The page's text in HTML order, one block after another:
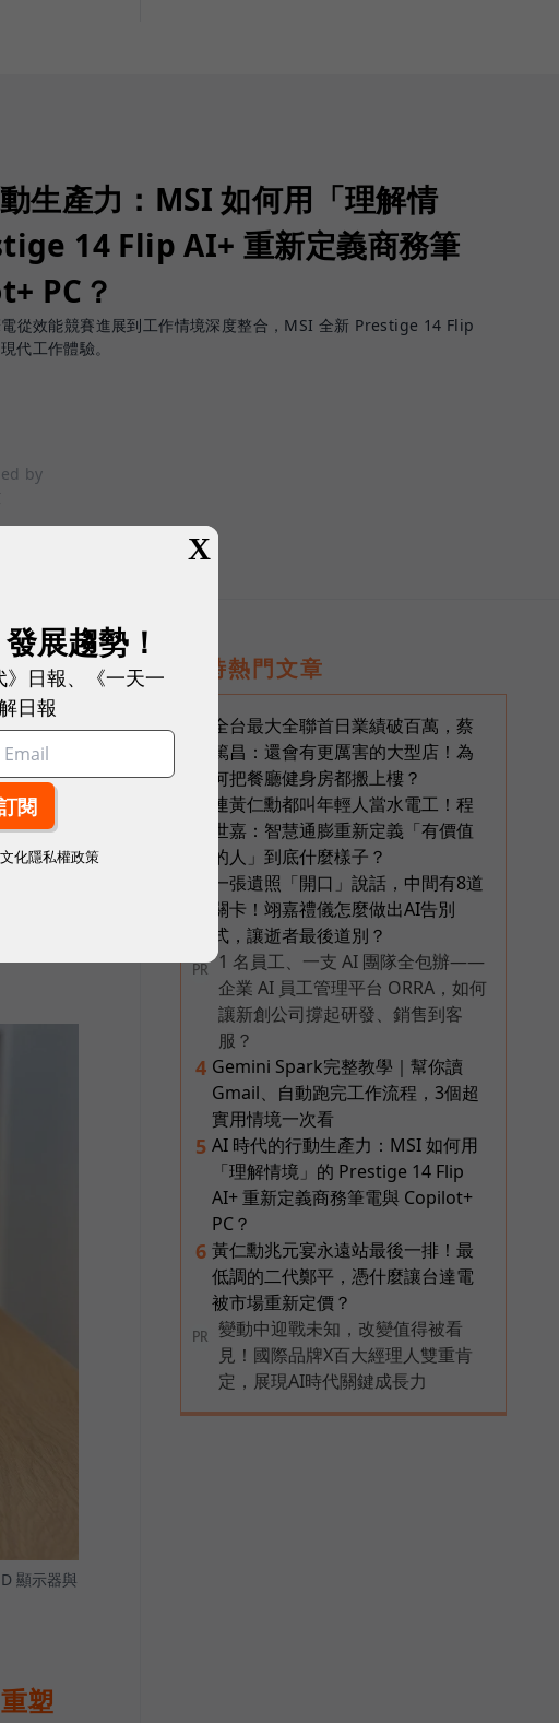
生產力：MSI 如何用「理解情
14 Flip AI+ 重新定義商務筆
PC？
從效能競賽進展到工作情境深度整合，MSI 全新 Prestige 14 Flip
代工作體驗。
by
內容
上生
AI
14
架
AI
顯示器與
塑
即時熱門文章
全台最大全聯首日業績破百萬，蔡
篤昌：還會有更厲害的大型店！為
何把餐廳健身房都搬上樓？
連黃仁勳都叫年輕人當水電工！程
世嘉：智慧通膨重新定義「有價值
的人」到底什麼樣子？
一張遺照「開口」說話，中間有8道
關卡！翊嘉禮儀怎麼做出AI告別
式，讓逝者最後道別？
PR
1 名員工、一支 AI 團隊全包辦——
企業 AI 員工管理平台 ORRA，如何
讓新創公司撐起研發、銷售到客
服？
4 Gemini Spark完整教學｜幫你讀
Gmail、自動跑完工作流程，3個超
實用情境一次看
5 AI 時代的行動生產力：MSI 如何用
「理解情境」的 Prestige 14 Flip
AI+ 重新定義商務筆電與 Copilot+
PC？
6 黃仁勳兆元宴永遠站最後一排！最
低調的二代鄭平，憑什麼讓台達電
被市場重新定價？
PR
變動中迎戰未知，改變值得被看
見！國際品牌X百大經理人雙重肯
定，展現AI時代關鍵成長力
X
展趨勢！
日報、《一天一
日報
化隱私權政策